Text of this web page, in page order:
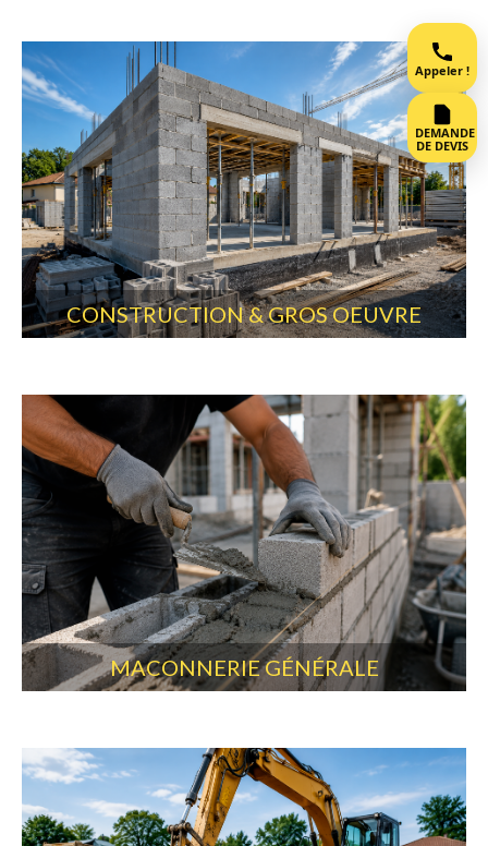
CONSTRUCTION & GROS OEUVRE
MACONNERIE GÉNÉRALE
Appeler !
DEMANDE
DE DEVIS